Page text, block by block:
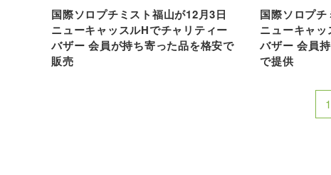
国際ソロプチミスト福山が12月3日
ニューキャッスルHでチャリティー
バザー 会員が持ち寄った品を格安で
販売
国際ソロプチ
ニューキャ
バザー 会員
で提供